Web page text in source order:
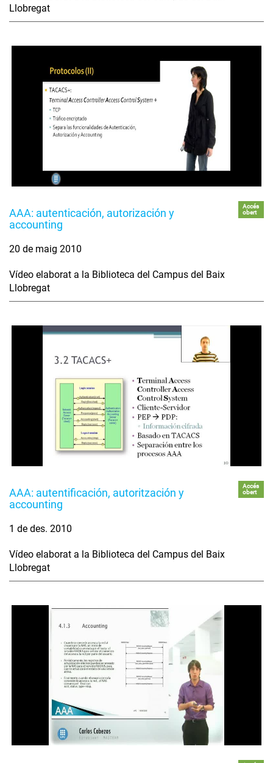
Llobregat
AAA: autenticación, autorización y
accounting
Accés
obert
20 de maig 2010
Vídeo elaborat a la Biblioteca del Campus del Baix
Llobregat
AAA: autentificación, autoritzación y
accounting
Accés
obert
1 de des. 2010
Vídeo elaborat a la Biblioteca del Campus del Baix
Llobregat